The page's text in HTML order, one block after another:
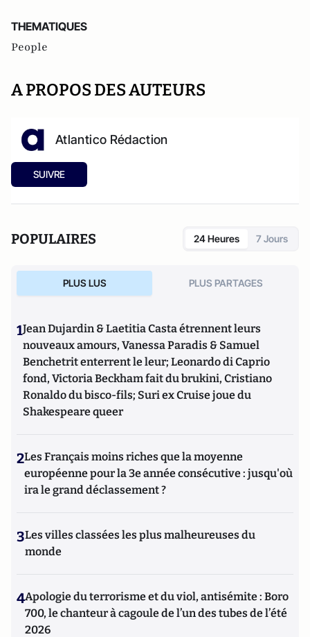
THEMATIQUES
People
A PROPOS DES AUTEURS
Atlantico Rédaction
SUIVRE
POPULAIRES 24 Heures 7 Jours
PLUS LUS PLUS PARTAGES
1Jean Dujardin & Laetitia Casta étrennent leurs
nouveaux amours, Vanessa Paradis & Samuel
Benchetrit enterrent le leur; Leonardo di Caprio
fond, Victoria Beckham fait du brukini, Cristiano
Ronaldo du bisco-fils; Suri ex Cruise joue du
Shakespeare queer
2Les Français moins riches que la moyenne
européenne pour la 3e année consécutive : jusqu'où
ira le grand déclassement ?
3Les villes classées les plus malheureuses du
monde
4Apologie du terrorisme et du viol, antisémite : Boro
700, le chanteur à cagoule de l’un des tubes de l’été
2026